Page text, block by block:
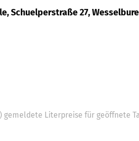
Schuelperstraße 27,
gemeldete Literpreise für geöffnete